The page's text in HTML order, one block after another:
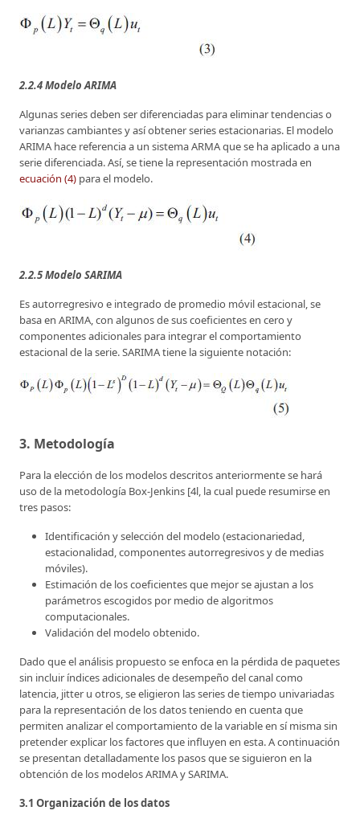
2.2.4 Modelo ARIMA
Algunas series deben ser diferenciadas para eliminar tendencias o
varianzas cambiantes y así obtener series estacionarias. El modelo
ARIMA hace referencia a un sistema ARMA que se ha aplicado a una
serie diferenciada. Así, se tiene la representación mostrada en
ecuación (4) para el modelo.
2.2.5 Modelo SARIMA
Es autorregresivo e integrado de promedio móvil estacional, se
basa en ARIMA, con algunos de sus coeficientes en cero y
componentes adicionales para integrar el comportamiento
estacional de la serie. SARIMA tiene la siguiente notación:
3. Metodología
Para la elección de los modelos descritos anteriormente se hará
uso de la metodología Box-Jenkins [4l, la cual puede resumirse en
tres pasos:
Identificación y selección del modelo (estacionariedad,
estacionalidad, componentes autorregresivos y de medias
móviles).
Estimación de los coeficientes que mejor se ajustan a los
parámetros escogidos por medio de algoritmos
computacionales.
Validación del modelo obtenido.
Dado que el análisis propuesto se enfoca en la pérdida de paquetes
sin incluir índices adicionales de desempeño del canal como
latencia, jitter u otros, se eligieron las series de tiempo univariadas
para la representación de los datos teniendo en cuenta que
permiten analizar el comportamiento de la variable en sí misma sin
pretender explicar los factores que influyen en esta. A continuación
se presentan detalladamente los pasos que se siguieron en la
obtención de los modelos ARIMA y SARIMA.
3.1 Organización de los datos